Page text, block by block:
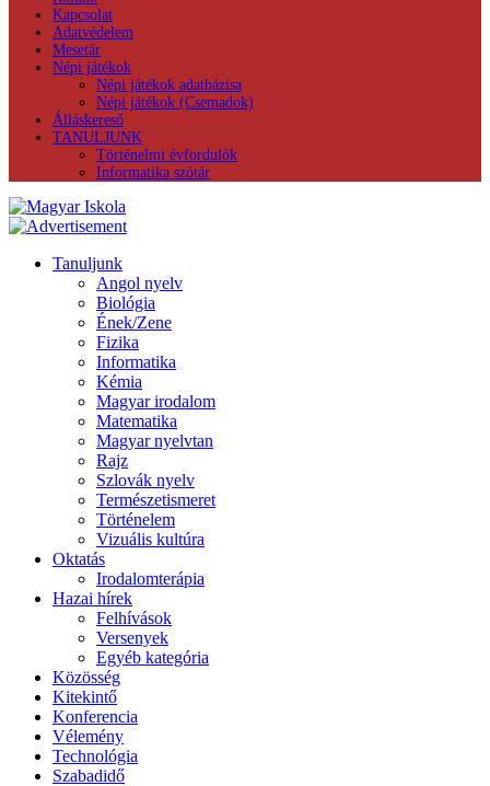
Kapcsolat
Adatvédelem
Mesetár
Népi játékok
Népi játékok adatbázisa
Népi játékok (Csemadok)
Álláskereső
TANULJUNK
Történelmi évfordulók
Informatika szótár
Tanuljunk
Angol nyelv
Biológia
Ének/Zene
Fizika
Informatika
Kémia
Magyar irodalom
Matematika
Magyar nyelvtan
Rajz
Szlovák nyelv
Természetismeret
Történelem
Vizuális kultúra
Oktatás
Irodalomterápia
Hazai hírek
Felhívások
Versenyek
Egyéb kategória
Közösség
Kitekintő
Konferencia
Vélemény
Technológia
Szabadidő